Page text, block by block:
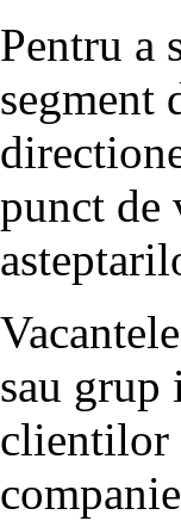
Pentru a
segment
punct de
sau grup
clientilor